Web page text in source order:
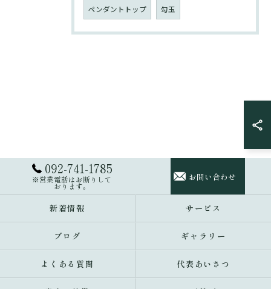
ペンダントトップ 勾玉
092-741-1785
※営業電話はお断りして
おります。
お問い合わせ
新着情報 サービス
ブログ ギャラリー
よくある質問 代表あいさつ